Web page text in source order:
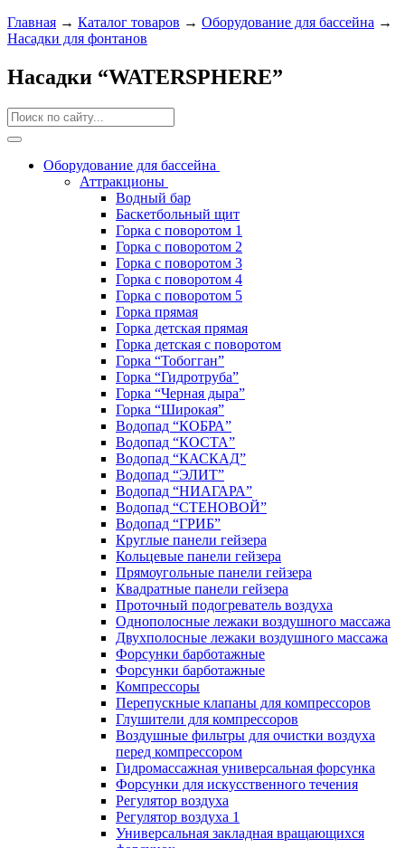
Главная → Каталог товаров → Оборудование для бассейна →
Насадки для фонтанов
Насадки “WATERSPHERE”
Оборудование для бассейна
Аттракционы
Водный бар
Баскетбольный щит
Горка с поворотом 1
Горка с поворотом 2
Горка с поворотом 3
Горка с поворотом 4
Горка с поворотом 5
Горка прямая
Горка детская прямая
Горка детская с поворотом
Горка “Тобогган”
Горка “Гидротруба”
Горка “Черная дыра”
Горка “Широкая”
Водопад “КОБРА”
Водопад “КОСТА”
Водопад “КАСКАД”
Водопад “ЭЛИТ”
Водопад “НИАГАРА”
Водопад “СТЕНОВОЙ”
Водопад “ГРИБ”
Круглые панели гейзера
Кольцевые панели гейзера
Прямоугольные панели гейзера
Квадратные панели гейзера
Проточный подогреватель воздуха
Однополосные лежаки воздушного массажа
Двухполосные лежаки воздушного массажа
Форсунки барботажные
Форсунки барботажные
Компрессоры
Перепускные клапаны для компрессоров
Глушители для компрессоров
Воздушные фильтры для очистки воздуха
перед компрессором
Гидромассажная универсальная форсунка
Форсунки для искусственного течения
Регулятор воздуха
Регулятор воздуха 1
Универсальная закладная вращающихся